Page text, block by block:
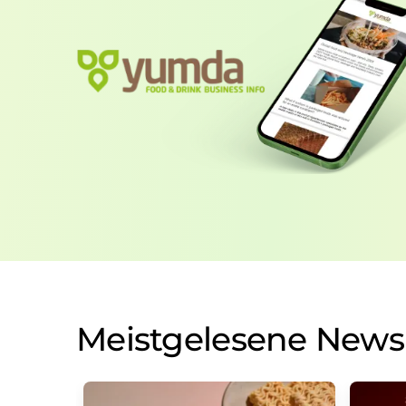
Meistgelesene News